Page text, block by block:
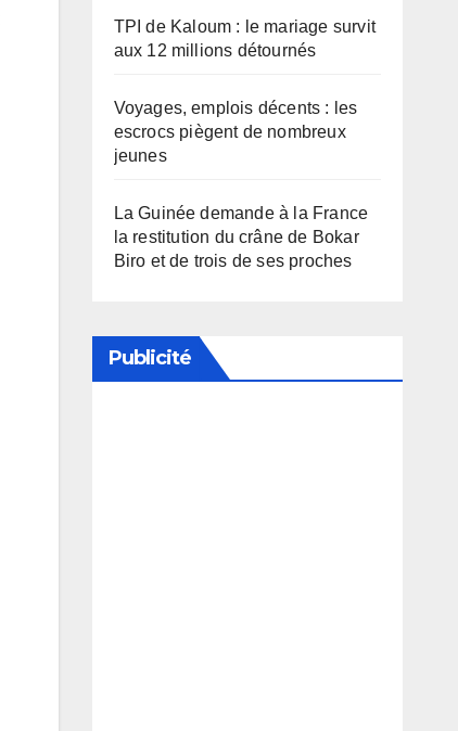
TPI de Kaloum : le mariage survit
aux 12 millions détournés
Voyages, emplois décents : les
escrocs piègent de nombreux
jeunes
La Guinée demande à la France
la restitution du crâne de Bokar
Biro et de trois de ses proches
Publicité